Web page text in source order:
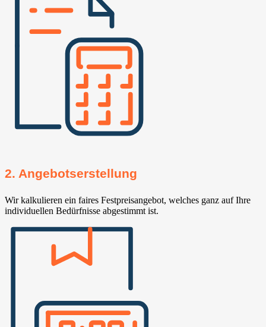
2. Angebotserstellung
Wir kalkulieren ein faires Festpreisangebot, welches ganz auf Ihre
individuellen Bedürfnisse abgestimmt ist.